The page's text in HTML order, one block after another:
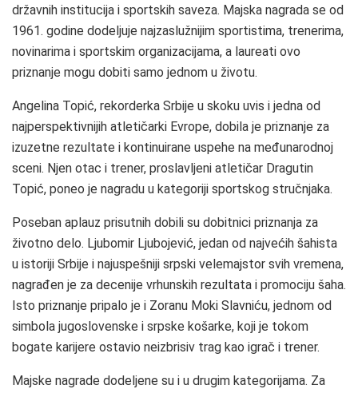
državnih institucija i sportskih saveza. Majska nagrada se od
1961. godine dodeljuje najzaslužnijim sportistima, trenerima,
novinarima i sportskim organizacijama, a laureati ovo
priznanje mogu dobiti samo jednom u životu.
Angelina Topić, rekorderka Srbije u skoku uvis i jedna od
najperspektivnijih atletičarki Evrope, dobila je priznanje za
izuzetne rezultate i kontinuirane uspehe na međunarodnoj
sceni. Njen otac i trener, proslavljeni atletičar Dragutin
Topić, poneo je nagradu u kategoriji sportskog stručnjaka.
Poseban aplauz prisutnih dobili su dobitnici priznanja za
životno delo. Ljubomir Ljubojević, jedan od najvećih šahista
u istoriji Srbije i najuspešniji srpski velemajstor svih vremena,
nagrađen je za decenije vrhunskih rezultata i promociju šaha.
Isto priznanje pripalo je i Zoranu Moki Slavniću, jednom od
simbola jugoslovenske i srpske košarke, koji je tokom
bogate karijere ostavio neizbrisiv trag kao igrač i trener.
Majske nagrade dodeljene su i u drugim kategorijama. Za